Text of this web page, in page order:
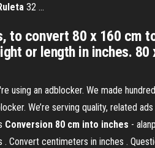
32 ...
to convert 80 x 160 cm
or length in inches.
using an adblocker. We made
We’re serving quality, related ads
Conversion 80 cm into inches -
Convert centimeters in inches .